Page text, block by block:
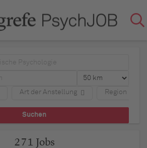
Art der Anstellung Region
271 Jobs